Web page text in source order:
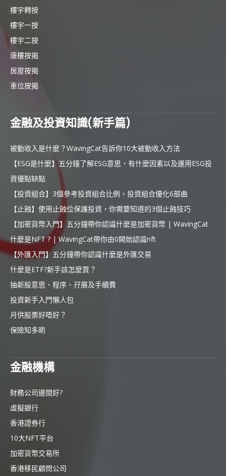
樓宇轉按
樓宇一按
樓宇二按
唐樓按揭
居屋按揭
車位按揭
金融及投資知識(新手篇)
被動收入是什麼？WavingCat告訴你10大被動收入方法
【ESG是什麼】五分鐘了解ESG意思，有什麼因素以及運用ESG投
資優點缺點
【投資組合】3個參考投資組合比例，投資組合優化6部曲
【止蝕】使用止蝕位保護投資，你需要知道的3個止蝕技巧
【加密貨幣入門】五分鐘帶你認識什麼是加密貨幣 | WavingCat
什麼是NFT ? | WavingCat帶你由0開始認識nft
【外匯入門】五分鐘帶你認識什麼是外匯交易
什麼是ETF?新手該怎麼買？
抽新股意思、程序、孖展及手續費
投資新手入門懶人包
月供股票好唔好？
保險知多啲
金融機構
財務公司邊間好?
虛擬銀行
香港證券行
10大NFT平台
加密貨幣交易所
香港移民顧問公司